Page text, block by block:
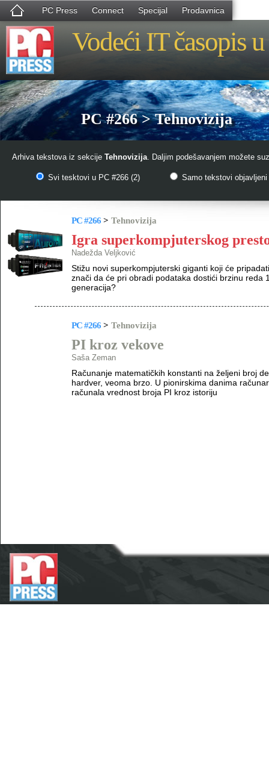
PC Press Connect Specijal Prodavnica
Vodeći IT časopis
PC #266 > Tehnovizija
Arhiva tekstova iz sekcije Tehnovizija. Daljim podešavanjem možete
Svi tesktovi u PC #266 (2) Samo tekstovi objavljeni
PC #266 > Tehnovizija
Igra superkompjuterskog
Nadežda Veljković
Stižu novi superkompjuterski giganti koji će
znači da će pri obradi podataka dostići brzinu reda
generacija?
PC #266 > Tehnovizija
PI kroz vekove
Saša Zeman
Računanje matematičkih konstanti na željeni broj
hardver, veoma brzo. U pionirskima danima
računala vrednost broja PI kroz istoriju